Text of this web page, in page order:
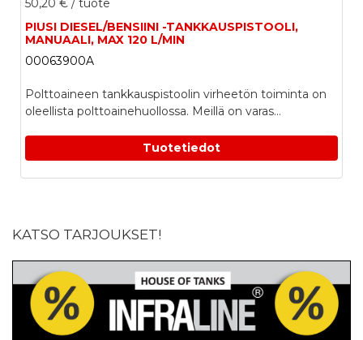
50,20 € / tuote
PIUSI DIESEL/BENSIINI -TANKKAUSPISTOOLI,
MANUAALI, MAX 120 L/MIN
00063900A
Polttoaineen tankkauspistoolin virheetön toiminta on
oleellista polttoainehuollossa. Meillä on varas...
Tuotetiedot
KATSO TARJOUKSET!